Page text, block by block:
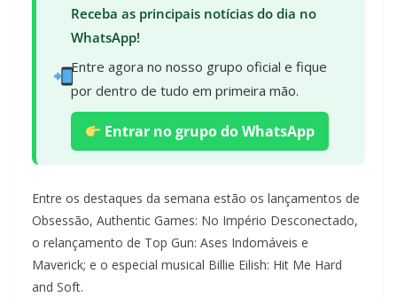
Receba as principais notícias do dia no
WhatsApp!
Entre agora no nosso grupo oficial e fique
por dentro de tudo em primeira mão.
Entrar no grupo do WhatsApp
Entre os destaques da semana estão os lançamentos de
Obsessão, Authentic Games: No Império Desconectado,
o relançamento de Top Gun: Ases Indomáveis e
Maverick; e o especial musical Billie Eilish: Hit Me Hard
and Soft.